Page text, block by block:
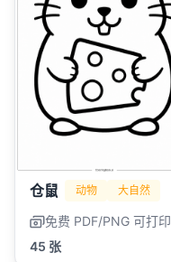
仓鼠 动物 大自然
免费 PDF/PNG 可打印
45 张